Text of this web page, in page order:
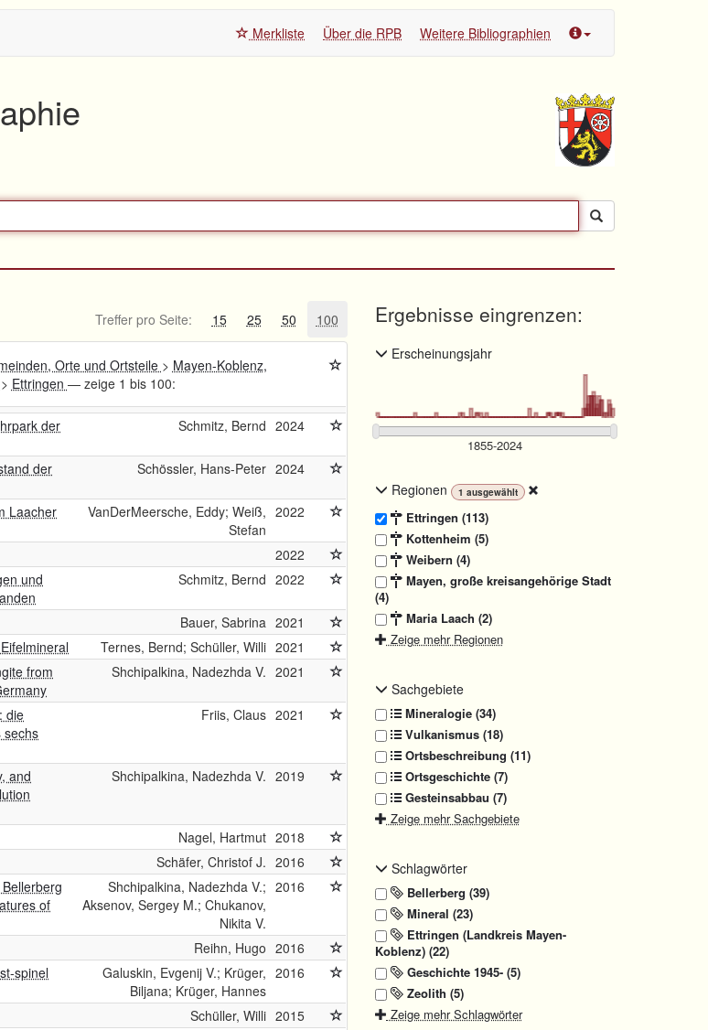
Merkliste Über die RPB Weitere Bibliographien
Treffer pro Seite: 15 25 50 100
Orte und Ortsteile > Mayen-Koblenz,
> Ettringen — zeige 1 bis 100:
der
Schmitz, Bernd 2024
der
Schössler, Hans-Peter 2024
Laacher
VanDerMeersche, Eddy; Weiß,
Stefan
2022
2022
und
Schmitz, Bernd 2022
Bauer, Sabrina 2021
Ternes, Bernd; Schüller, Willi 2021
from
Shchipalkina, Nadezhda V. 2021
die
sechs
Friis, Claus 2021
and
Shchipalkina, Nadezhda V. 2019
Nagel, Hartmut 2018
Schäfer, Christof J. 2016
of
Shchipalkina, Nadezhda V.;
Aksenov, Sergey M.; Chukanov,
Nikita V.
2016
Reihn, Hugo 2016
spinel
Galuskin, Evgenij V.; Krüger,
Biljana; Krüger, Hannes
2016
Schüller, Willi 2015
Ergebnisse eingrenzen:
Erscheinungsjahr
Regionen 1 ausgewählt
Ettringen (113)
Kottenheim (5)
Weibern (4)
Mayen, große kreisangehörige Stadt
(4)
Maria Laach (2)
Zeige mehr Regionen
Sachgebiete
Mineralogie (34)
Vulkanismus (18)
Ortsbeschreibung (11)
Ortsgeschichte (7)
Gesteinsabbau (7)
Zeige mehr Sachgebiete
Schlagwörter
Bellerberg (39)
Mineral (23)
Ettringen (Landkreis Mayen-
Koblenz) (22)
Geschichte 1945- (5)
Zeolith (5)
Zeige mehr Schlagwörter